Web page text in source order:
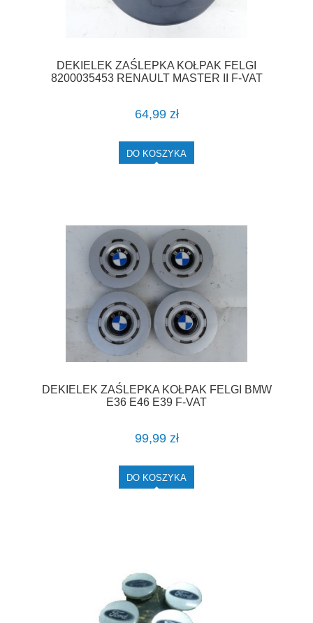
DEKIELEK ZAŚLEPKA KOŁPAK FELGI
8200035453 RENAULT MASTER II F-VAT
64,99 zł
DO KOSZYKA
DEKIELEK ZAŚLEPKA KOŁPAK FELGI BMW
E36 E46 E39 F-VAT
99,99 zł
DO KOSZYKA